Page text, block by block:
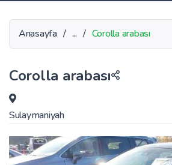
Anasayfa / ... / Corolla arabası
Corolla arabası
Sulaymaniyah